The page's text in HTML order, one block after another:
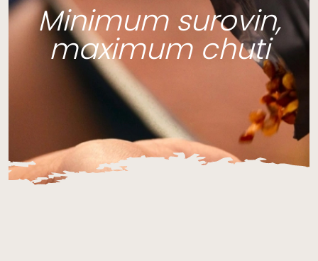
Minimum surovin,
maximum chuti